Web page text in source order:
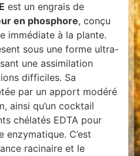
est un engrais de
en phosphore, conçu
immédiate à la plante.
sous une forme ultra-
une assimilation
difficiles. Sa
par un apport modéré
ainsi qu’un cocktail
chélatés EDTA pour
enzymatique. C’est
racinaire et le